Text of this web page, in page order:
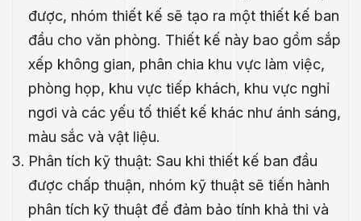
được, nhóm thiết kế sẽ tạo ra một thiết kế ban
đầu cho văn phòng. Thiết kế này bao gồm sắp
xếp không gian, phân chia khu vực làm việc,
phòng họp, khu vực tiếp khách, khu vực nghỉ
ngơi và các yếu tố thiết kế khác như ánh sáng,
màu sắc và vật liệu.
Phân tích kỹ thuật: Sau khi thiết kế ban đầu
được chấp thuận, nhóm kỹ thuật sẽ tiến hành
phân tích kỹ thuật để đảm bảo tính khả thi và